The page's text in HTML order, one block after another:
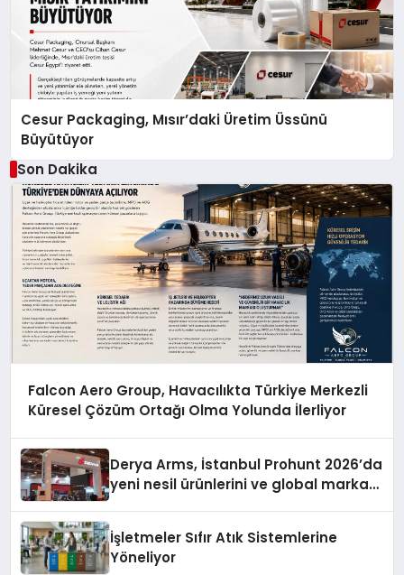
Cesur Packaging, Mısır’daki Üretim Üssünü
Büyütüyor
Son Dakika
Falcon Aero Group, Havacılıkta Türkiye Merkezli
Küresel Çözüm Ortağı Olma Yolunda İlerliyor
Derya Arms, İstanbul Prohunt 2026’da
yeni nesil ürünlerini ve global marka
İşletmeler Sıfır Atık Sistemlerine
Yöneliyor